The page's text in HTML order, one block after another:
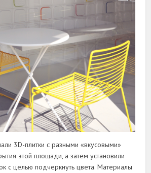
3D-плитки с разными «вкусовыми»
этой площади, а затем установили
с целью подчеркнуть цвета. Материалы